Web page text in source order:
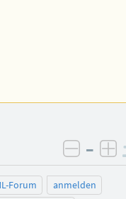
–
Forum
anmelden